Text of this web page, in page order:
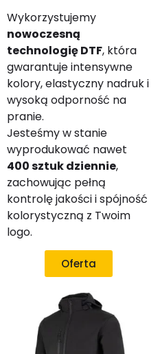
Wykorzystujemy
nowoczesną
technologię DTF, która
gwarantuje intensywne
kolory, elastyczny nadruk i
wysoką odporność na
pranie.
Jesteśmy w stanie
wyprodukować nawet
400 sztuk dziennie,
zachowując pełną
kontrolę jakości i spójność
kolorystyczną z Twoim
logo.
Oferta